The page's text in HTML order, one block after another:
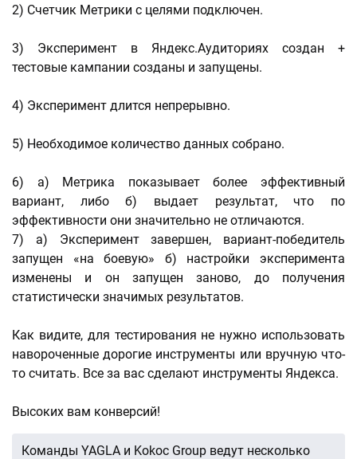
2) Счетчик Метрики с целями подключен.
3) Эксперимент в Яндекс.Аудиториях создан +
тестовые кампании созданы и запущены.
4) Эксперимент длится непрерывно.
5) Необходимое количество данных собрано.
6) а) Метрика показывает более эффективный
вариант, либо б) выдает результат, что по
эффективности они значительно не отличаются.
7) а) Эксперимент завершен, вариант-победитель
запущен «на боевую» б) настройки эксперимента
изменены и он запущен заново, до получения
статистически значимых результатов.
Как видите, для тестирования не нужно использовать
навороченные дорогие инструменты или вручную что-
то считать. Все за вас сделают инструменты Яндекса.
Высоких вам конверсий!
Команды YAGLA и Kokoc Group ведут несколько